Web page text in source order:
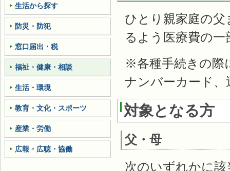
ひとり親家庭の
るよう医療費の
※各種手続きの際
ナンバーカード
対象となる方
父・母
次のいずれかに
生活から探す
防災・防犯
窓口届出・税
福祉・健康・相談
生活・環境
教育・文化・スポーツ
産業・労働
広報・広聴・協働